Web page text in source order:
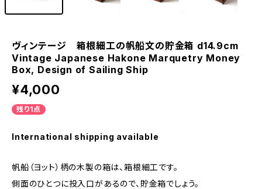
ヴィンテージ 箱根細工の帆船文の貯金箱 d14.9cm
Vintage Japanese Hakone Marquetry Money
Box, Design of Sailing Ship
¥4,000
残り1点
International shipping available
帆船（ヨット）柄の木製の箱は、箱根細工です。
側面のひとつに投入口があるので、貯金箱でしょう。